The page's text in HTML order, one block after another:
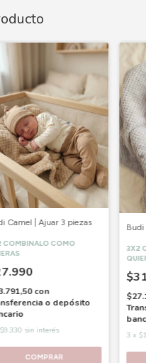
Camel | Ajuar 3 piezas
COMBINALO COMO
con
o depósito
$9.330 sin interés
COMPRAR
Budi
3X2
3 x